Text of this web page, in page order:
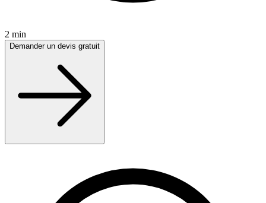
2 min
Demander un devis gratuit